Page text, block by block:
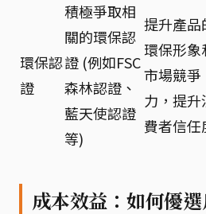
環保認
證
積極爭取相
關的環保認
證 (例如FSC
森林認證、
藍天使認證
等)
提升產品
環保形象
市場競爭
力，提升
費者信任
成本效益：如何優